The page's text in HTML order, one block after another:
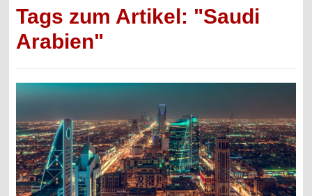
Tags zum Artikel: "Saudi
Arabien"